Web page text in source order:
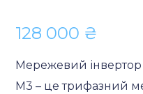
128 000 ₴
Мережевий
M3 – це трифазний